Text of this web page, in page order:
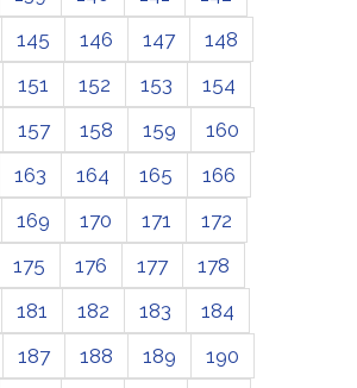
145 146 147
148
151 152 153
154
157 158 159
160
163 164 165
166
169 170 171
172
175 176 177
178
181 182 183
184
187 188 189
190